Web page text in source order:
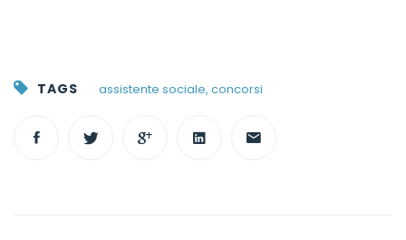
TAGS assistente sociale, concorsi